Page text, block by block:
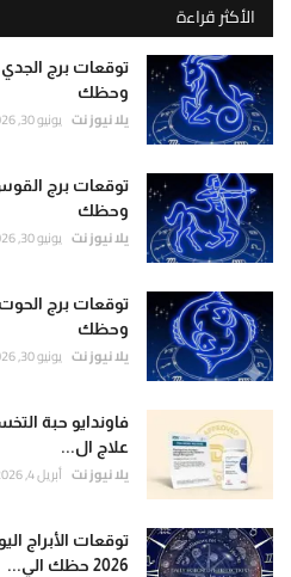
الأكثر قراءة
وحظك
يلا نيوز نت يونيو 30, 2026
وحظك
يلا نيوز نت يونيو 30, 2026
وحظك
يلا نيوز نت يونيو 30, 2026
فاوندايو حبة
علاج ال...
يلا نيوز نت أبريل 4, 2026
2026 حظك الي...